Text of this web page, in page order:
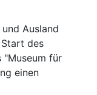
Ausland
des
"Museum für
einen